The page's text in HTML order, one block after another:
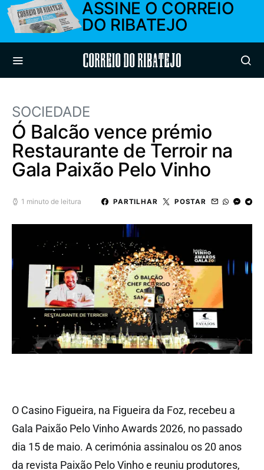
ASSINE O CORREIO
DO RIBATEJO
Correio do Ribatejo
SOCIEDADE
Ó Balcão vence prémio
Restaurante de Terroir na
Gala Paixão Pelo Vinho
1 minuto de leitura PARTILHAR POSTAR
O Casino Figueira, na Figueira da Foz, recebeu a
Gala Paixão Pelo Vinho Awards 2026, no passado
dia 15 de maio. A cerimónia assinalou os 20 anos
da revista Paixão Pelo Vinho e reuniu produtores,